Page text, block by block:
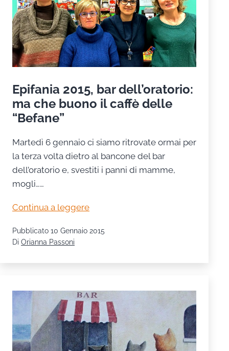
Epifania 2015, bar dell’oratorio:
ma che buono il caffè delle
“Befane”
Martedì 6 gennaio ci siamo ritrovate ormai per
la terza volta dietro al bancone del bar
dell’oratorio e, svestiti i panni di mamme,
mogli……
Continua a leggereEpifania
bar
ma
buono
il
caffè
delle
“Befane”
Pubblicato 10 Gennaio 2015
Di Orianna Passoni